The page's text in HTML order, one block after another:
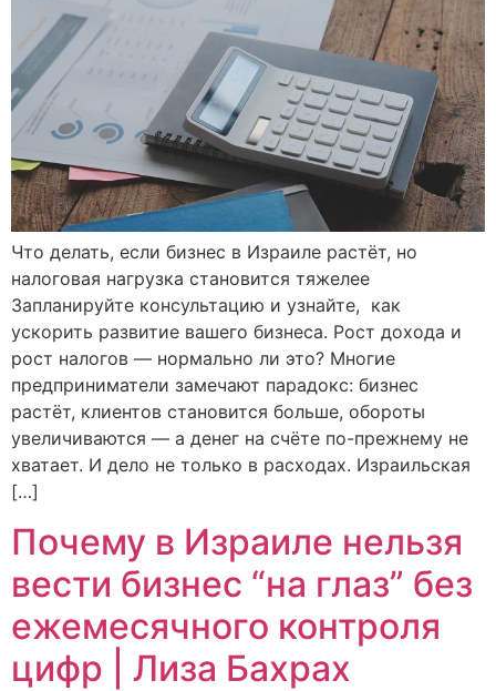
Что делать, если бизнес в Израиле растёт, но
налоговая нагрузка становится тяжелее
Запланируйте консультацию и узнайте, как
ускорить развитие вашего бизнеса. Рост дохода и
рост налогов — нормально ли это? Многие
предприниматели замечают парадокс: бизнес
растёт, клиентов становится больше, обороты
увеличиваются — а денег на счёте по-прежнему не
хватает. И дело не только в расходах. Израильская
[…]
Почему в Израиле нельзя
вести бизнес “на глаз” без
ежемесячного контроля
цифр | Лиза Бахрах